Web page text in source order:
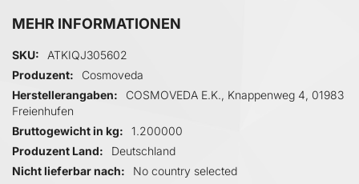
MEHR INFORMATIONEN
Mehr Informationen
SKU
ATKIQJ305602
Produzent
Cosmoveda
Herstellerangaben
COSMOVEDA E.K., Knappenweg 4, 01983
Freienhufen
Bruttogewicht in kg
1.200000
Produzent Land
Deutschland
Nicht lieferbar nach
No country selected